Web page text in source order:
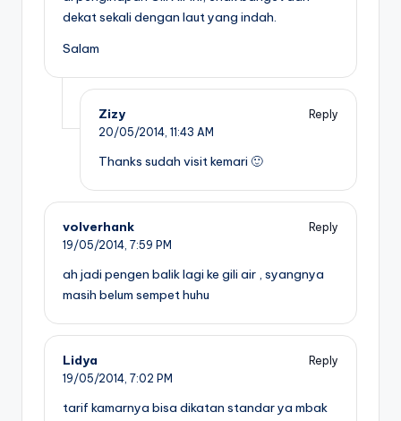
dekat sekali dengan laut yang indah.
Salam
Zizy
Reply
20/05/2014, 11:43 AM
Thanks sudah visit kemari 🙂
volverhank
Reply
19/05/2014, 7:59 PM
ah jadi pengen balik lagi ke gili air , syangnya
masih belum sempet huhu
Lidya
Reply
19/05/2014, 7:02 PM
tarif kamarnya bisa dikatan standar ya mbak